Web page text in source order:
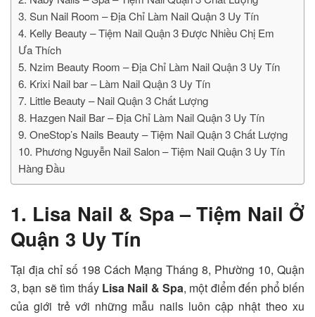
3. Sun Nail Room – Địa Chỉ Làm Nail Quận 3 Uy Tín
4. Kelly Beauty – Tiệm Nail Quận 3 Được Nhiều Chị Em
Ưa Thích
5. Nzim Beauty Room – Địa Chỉ Làm Nail Quận 3 Uy Tín
6. Krixi Nail bar – Làm Nail Quận 3 Uy Tín
7. Little Beauty – Nail Quận 3 Chất Lượng
8. Hazgen Nail Bar – Địa Chỉ Làm Nail Quận 3 Uy Tín
9. OneStop’s Nails Beauty – Tiệm Nail Quận 3 Chất Lượng
10. Phương Nguyễn Nail Salon – Tiệm Nail Quận 3 Uy Tín
Hàng Đầu
1. Lisa Nail & Spa – Tiệm Nail Ở
Quận 3 Uy Tín
Tại địa chỉ số 198 Cách Mạng Tháng 8, Phường 10, Quận
3, bạn sẽ tìm thấy Lisa Nail & Spa, một điểm đến phổ biến
của giới trẻ với những mẫu nails luôn cập nhật theo xu